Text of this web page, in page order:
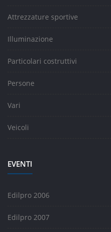
Attrezzature sportive
Illuminazione
Particolari costruttivi
Persone
Vari
Veicoli
EVENTI
Edilpro 2006
Edilpro 2007